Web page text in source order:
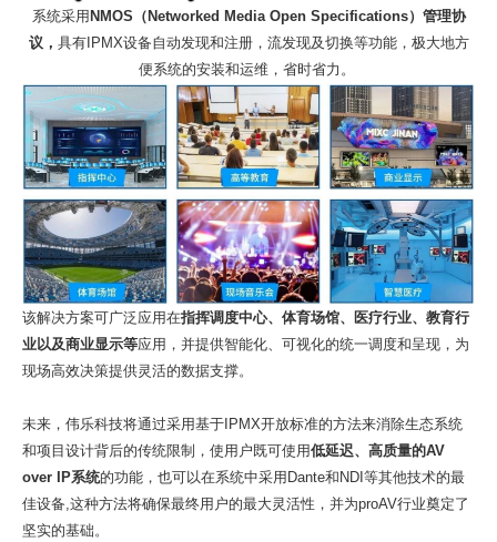
系统采用 NMOS（Networked Media Open Specifications）管理协
议， 具有IPMX设备自动发现和注册，流发现及切换等功能，极大地方
便系统的安装和运维，省时省力。
该解决方案可广泛应用在指挥调度中心、体育场馆、医疗行业、教育行
业以及商业显示等应用，并提供智能化、可视化的统一调度和呈现，为
现场高效决策提供灵活的数据支撑。
未来，伟乐科技将通过采用基于 IPMX开放标准的方法来消除生态系统
和项目设计背后的传统限制，使用户既可使用低延迟、高质量的AV
over IP系统的功能，也可以在系统中采用 Dante和NDI等其他技术的最
佳设备,这种方法将确保最终用户的最大灵活性，并为proAV行业奠定了
坚实的基础。